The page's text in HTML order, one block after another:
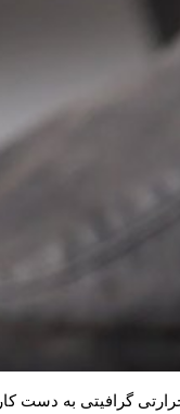
با پدهای حرارتی گرافیتی